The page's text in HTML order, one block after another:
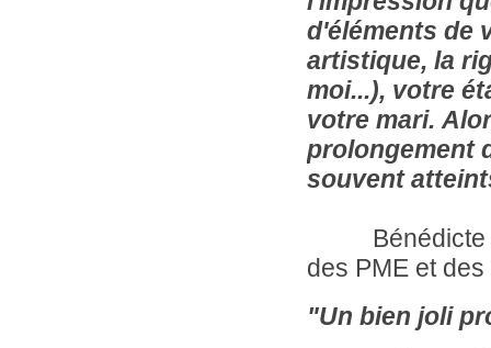
d'éléments de
artistique, la
moi...), votre
votre mari.
prolongement
souvent
des PME et
"Un bien joli